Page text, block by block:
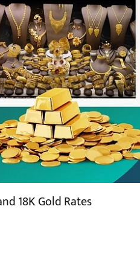
18K Gold Rates